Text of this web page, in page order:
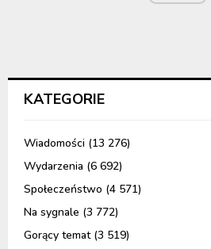
KATEGORIE
Wiadomości (13 276)
Wydarzenia (6 692)
Społeczeństwo (4 571)
Na sygnale (3 772)
Gorący temat(3 519)